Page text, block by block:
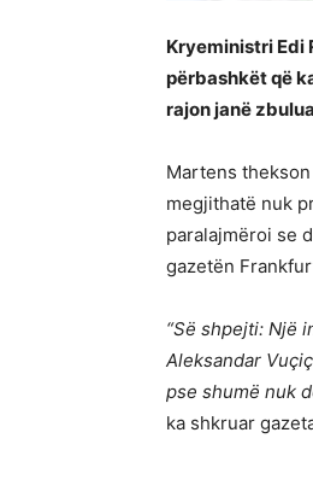
Kryeministri Edi
përbashkët që
rajon janë
Martens
megjithatë nuk
paralajmëroi se
gazetën
“Së shpejti: Një
Aleksandar
pse shumë nuk
ka shkruar